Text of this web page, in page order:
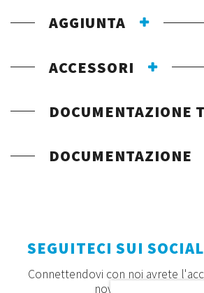
AGGIUNTA
ACCESSORI
DOCUMENTAZIONE
DOCUMENTAZIONE
SEGUITECI SUI
Connettendovi con noi avrete
novità, offerte e